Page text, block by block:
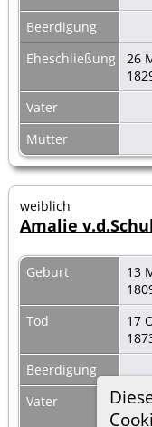
Beerdigung
Eheschließung
26
Vater
Mutter
weiblich
Amalie
Geburt
13
Tod
17
Beerdigung
Vater